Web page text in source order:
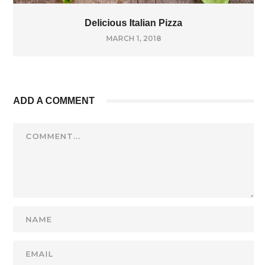
Delicious Italian Pizza
MARCH 1, 2018
ADD A COMMENT